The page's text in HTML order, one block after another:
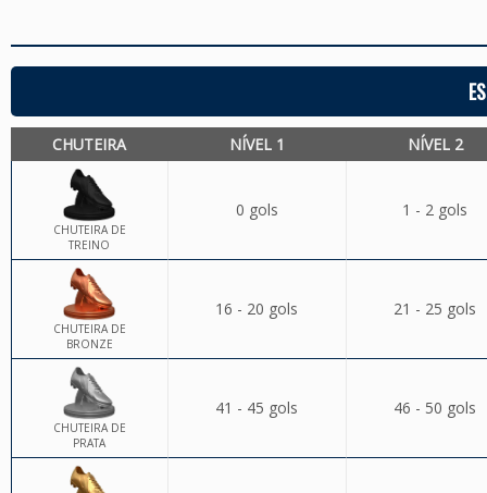
CHUTEIRA NÍVEL 1 NÍVEL 2
CHUTEIRA DE
TREINO
0 gols 1 - 2 gols
CHUTEIRA DE
BRONZE
16 - 20 gols 21 - 25 gols
CHUTEIRA DE
PRATA
41 - 45 gols 46 - 50 gols